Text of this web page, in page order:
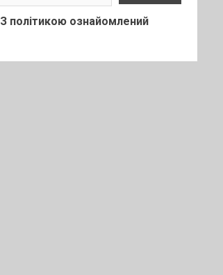
З політикою ознайомлений